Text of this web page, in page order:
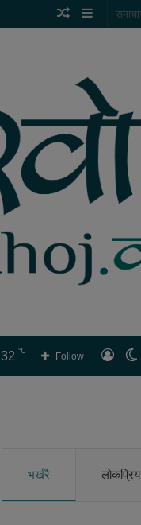
Sidebar
Random
लगइन
Follow
32 ℃
भर्खरै लोकप्रिय